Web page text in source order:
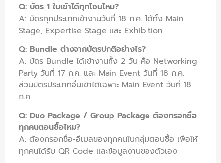
Q: บัตร 1 ใบเข้าได้ทุกโซนไหม?
A: บัตรทุกประเภทเข้างานวันที่ 18 ก.ค. ได้ทั้ง Main
Stage, Expertise Stage และ Exhibition
Q: Bundle ต่างจากบัตรปกติอย่างไร?
A: บัตร Bundle ได้เข้างานทั้ง 2 วัน คือ Networking
Party วันที่ 17 ก.ค. และ Main Event วันที่ 18 ก.ค.
ส่วนบัตรประเภทอื่นเข้าได้เฉพาะ Main Event วันที่ 18
ก.ค.
Q: Duo Package / Group Package ต้องกรอกชื่อ
ทุกคนตอนซื้อไหม?
A: ต้องกรอกชื่อ-อีเมลของทุกคนในกลุ่มตอนซื้อ เพื่อให้
ทุกคนได้รับ QR Code และข้อมูลงานของตัวเอง